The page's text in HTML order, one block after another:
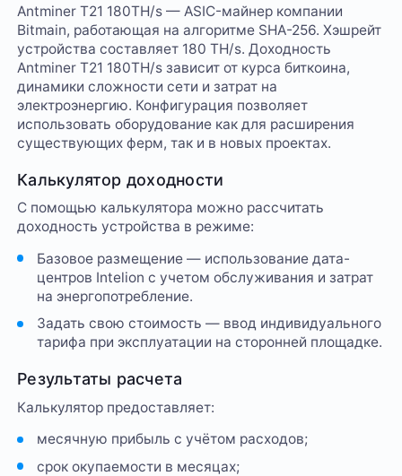
Antminer T21 180TH/s — ASIC-майнер компании
Bitmain, работающая на алгоритме SHA-256. Хэшрейт
устройства составляет 180 TH/s. Доходность
Antminer T21 180TH/s зависит от курса биткоина,
динамики сложности сети и затрат на
электроэнергию. Конфигурация позволяет
использовать оборудование как для расширения
существующих ферм, так и в новых проектах.
Калькулятор доходности
С помощью калькулятора можно рассчитать
доходность устройства в режиме:
Базовое размещение — использование дата-
центров Intelion с учетом обслуживания и затрат
на энергопотребление.
Задать свою стоимость — ввод индивидуального
тарифа при эксплуатации на сторонней площадке.
Результаты расчета
Калькулятор предоставляет:
месячную прибыль с учётом расходов;
срок окупаемости в месяцах;